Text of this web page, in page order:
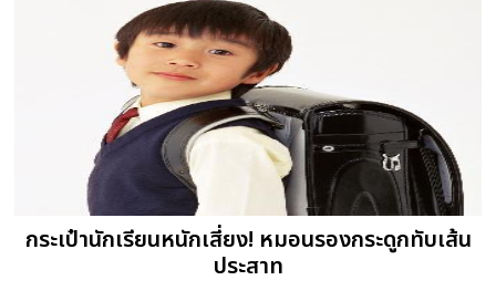
กระเป๋านักเรียนหนักเสี่ยง! หมอนรองกระดูกทับเส้น
ประสาท